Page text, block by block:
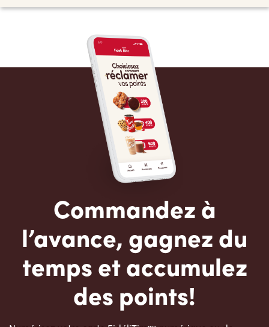
Commandez à
l’avance, gagnez du
temps et accumulez
des points!